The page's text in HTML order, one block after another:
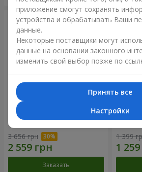
Букет "Крещатик"
3 656 грн
Заказать
Букет
1 399
приложение смогут сохранять
устройства и обрабатывать Ваши
данные.
Некоторые поставщики могут
данные на основании законного
изменить свой выбор позже по
Принять все
Настройки